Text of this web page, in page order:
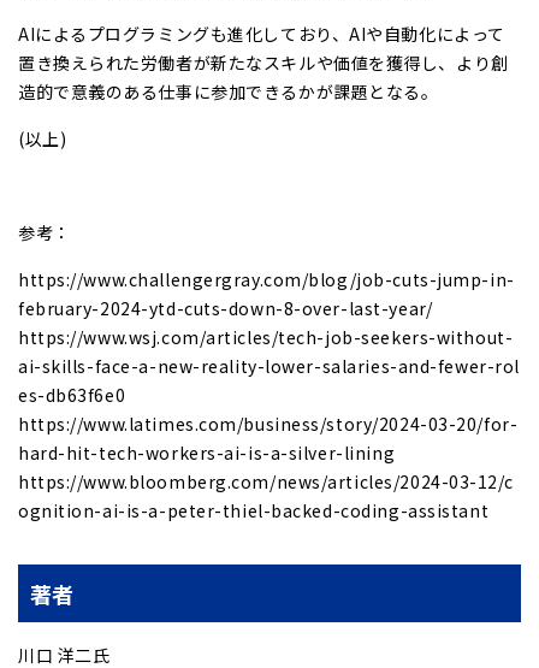
AIによるプログラミングも進化しており、AIや自動化によって
置き換えられた労働者が新たなスキルや価値を獲得し、より創
造的で意義のある仕事に参加できるかが課題となる。
(以上)
参考：
https://www.challengergray.com/blog/job-cuts-jump-in-
february-2024-ytd-cuts-down-8-over-last-year/
https://www.wsj.com/articles/tech-job-seekers-without-
ai-skills-face-a-new-reality-lower-salaries-and-fewer-rol
es-db63f6e0
https://www.latimes.com/business/story/2024-03-20/for-
hard-hit-tech-workers-ai-is-a-silver-lining
https://www.bloomberg.com/news/articles/2024-03-12/c
ognition-ai-is-a-peter-thiel-backed-coding-assistant
著者
川口 洋二氏